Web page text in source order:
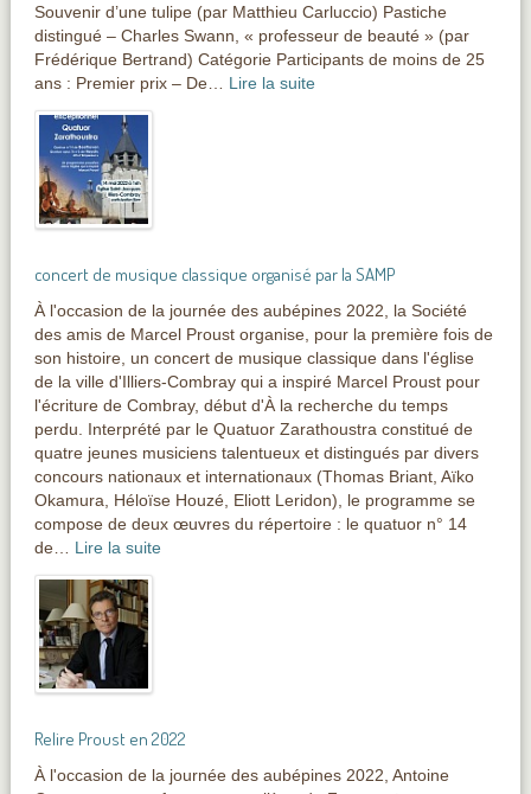
Souvenir d’une tulipe (par Matthieu Carluccio) Pastiche
distingué – Charles Swann, « professeur de beauté » (par
Frédérique Bertrand) Catégorie Participants de moins de 25
ans : Premier prix – De… Lire la suite
concert de musique classique organisé par la SAMP
À l'occasion de la journée des aubépines 2022, la Société
des amis de Marcel Proust organise, pour la première fois de
son histoire, un concert de musique classique dans l'église
de la ville d'Illiers-Combray qui a inspiré Marcel Proust pour
l'écriture de Combray, début d'À la recherche du temps
perdu. Interprété par le Quatuor Zarathoustra constitué de
quatre jeunes musiciens talentueux et distingués par divers
concours nationaux et internationaux (Thomas Briant, Aïko
Okamura, Héloïse Houzé, Eliott Leridon), le programme se
compose de deux œuvres du répertoire : le quatuor n° 14
de… Lire la suite
Relire Proust en 2022
À l'occasion de la journée des aubépines 2022, Antoine